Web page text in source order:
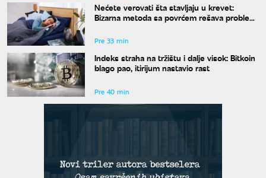
Nećete verovati šta stavljaju u krevet:
Bizarna metoda sa povrćem rešava problem
Pre 33 min
Indeks straha na tržištu i dalje visok: Bitkoin
blago pao, itirijum nastavio rast
Pre 40 min